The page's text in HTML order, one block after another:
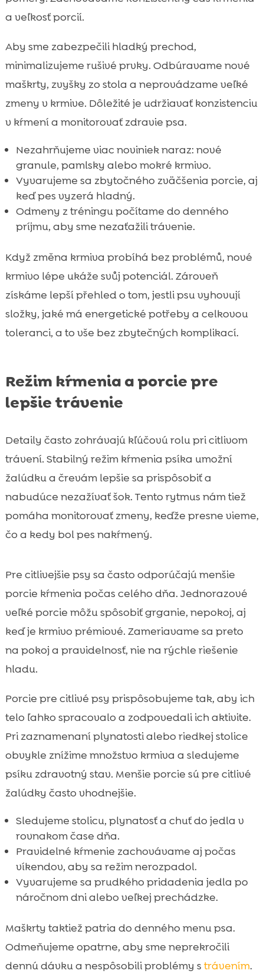
a veľkosť porcií.
Aby sme zabezpečili hladký prechod,
minimalizujeme rušivé prvky. Odbúravame nové
maškrty, zvyšky zo stola a neprovádzame veľké
zmeny v krmive. Dôležité je udržiavať konzistenciu
v kŕmení a monitorovať zdravie psa.
Nezahrňujeme viac noviniek naraz: nové
granule, pamlsky alebo mokré krmivo.
Vyvarujeme sa zbytočného zväčšenia porcie, aj
keď pes vyzerá hladný.
Odmeny z tréningu počítame do denného
príjmu, aby sme nezaťažili trávenie.
Když změna krmiva probíhá bez problémů, nové
krmivo lépe ukáže svůj potenciál. Zároveň
získáme lepší přehled o tom, jestli psu vyhovují
složky, jaké má energetické potřeby a celkovou
toleranci, a to vše bez zbytečných komplikací.
Režim kŕmenia a porcie pre
lepšie trávenie
Detaily často zohrávajú kľúčovú rolu pri citlivom
trávení. Stabilný režim kŕmenia psíka umožní
žalúdku a črevám lepšie sa prispôsobiť a
nabudúce nezažívať šok. Tento rytmus nám tiež
pomáha monitorovať zmeny, keďže presne vieme,
čo a kedy bol pes nakŕmený.
Pre citlivejšie psy sa často odporúčajú menšie
porcie kŕmenia počas celého dňa. Jednorazové
veľké porcie môžu spôsobiť grganie, nepokoj, aj
keď je krmivo prémiové. Zameriavame sa preto
na pokoj a pravidelnosť, nie na rýchle riešenie
hladu.
Porcie pre citlivé psy prispôsobujeme tak, aby ich
telo ľahko spracovalo a zodpovedali ich aktivite.
Pri zaznamenaní plynatosti alebo riedkej stolice
obvykle znížime množstvo krmiva a sledujeme
psíku zdravotný stav. Menšie porcie sú pre citlivé
žalúdky často vhodnejšie.
Sledujeme stolicu, plynatosť a chuť do jedla v
rovnakom čase dňa.
Pravidelné kŕmenie zachovávame aj počas
víkendov, aby sa režim nerozpadol.
Vyvarujeme sa prudkého pridadenia jedla po
náročnom dni alebo veľkej prechádzke.
Maškrty taktiež patria do denného menu psa.
Odmeňujeme opatrne, aby sme neprekročili
dennú dávku a nespôsobili problémy s trávením.